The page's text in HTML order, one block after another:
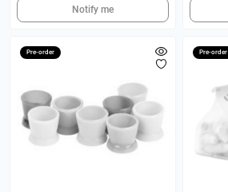
Notify me
Pre-order Pre-order